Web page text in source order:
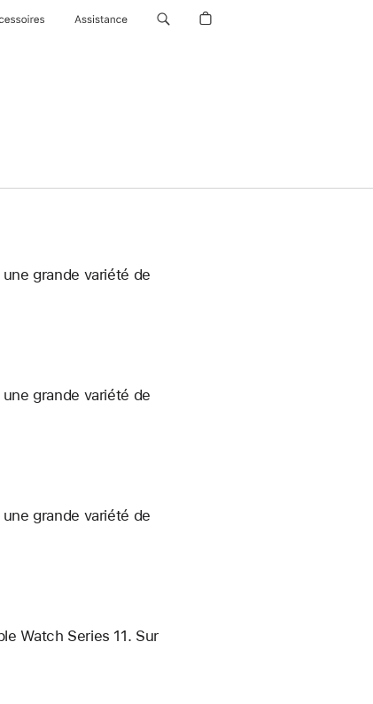
Assistance
grande variété de
grande variété de
grande variété de
Watch Series 11. Sur